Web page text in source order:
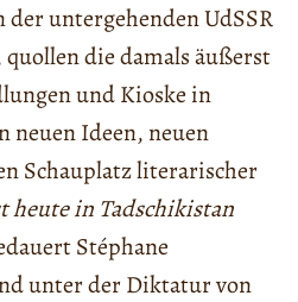
untergehenden UdSSR
die damals äußerst
und Kioske in
neuen Ideen, neuen
Schauplatz literarischer
heute in Tadschikistan
Stéphane
unter der Diktatur von